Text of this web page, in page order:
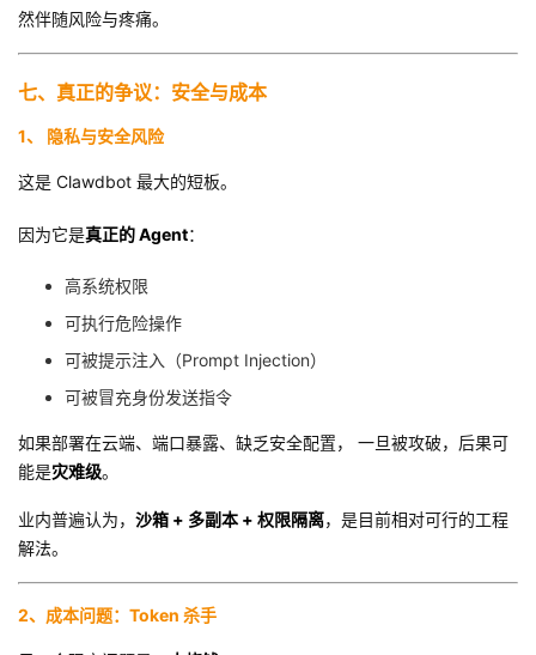
然伴随风险与疼痛。
七、真正的争议：安全与成本
1、 隐私与安全风险
这是 Clawdbot 最大的短板。
因为它是真正的 Agent：
高系统权限
可执行危险操作
可被提示注入（Prompt Injection）
可被冒充身份发送指令
如果部署在云端、端口暴露、缺乏安全配置， 一旦被攻破，后果可
能是灾难级。
业内普遍认为， 沙箱 + 多副本 + 权限隔离，是目前相对可行的工程
解法。
2、成本问题：Token 杀手